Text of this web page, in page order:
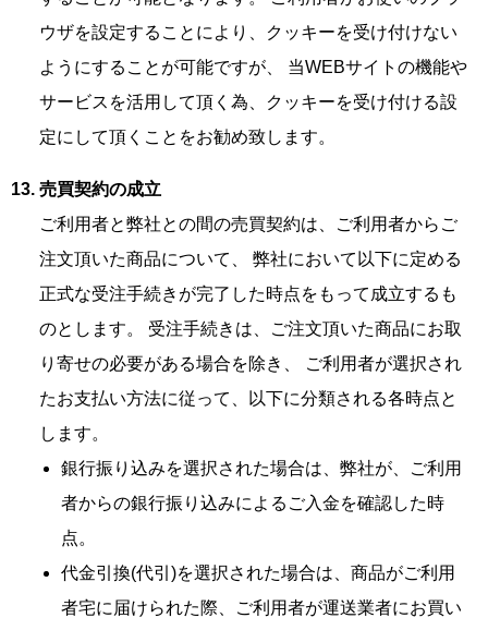
ウザを設定することにより、クッキーを受け付けない
ようにすることが可能ですが、 当WEBサイトの機能や
サービスを活用して頂く為、クッキーを受け付ける設
定にして頂くことをお勧め致します。
売買契約の成立
ご利用者と弊社との間の売買契約は、ご利用者からご
注文頂いた商品について、 弊社において以下に定める
正式な受注手続きが完了した時点をもって成立するも
のとします。 受注手続きは、ご注文頂いた商品にお取
り寄せの必要がある場合を除き、 ご利用者が選択され
たお支払い方法に従って、以下に分類される各時点と
します。
銀行振り込みを選択された場合は、弊社が、ご利用
者からの銀行振り込みによるご入金を確認した時
点。
代金引換(代引)を選択された場合は、商品がご利用
者宅に届けられた際、ご利用者が運送業者にお買い